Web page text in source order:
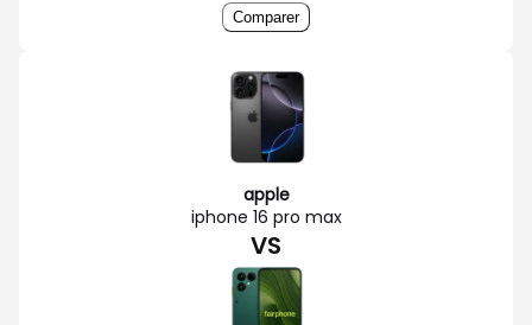
Comparer
apple
iphone 16 pro max
VS